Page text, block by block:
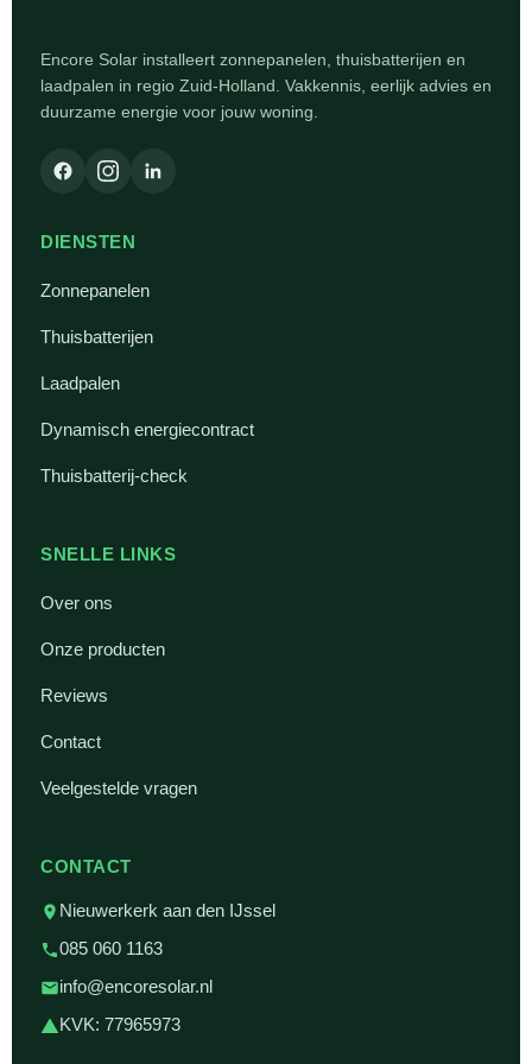
Encore Solar installeert zonnepanelen, thuisbatterijen en
laadpalen in regio Zuid-Holland. Vakkennis, eerlijk advies en
duurzame energie voor jouw woning.
DIENSTEN
Zonnepanelen
Thuisbatterijen
Laadpalen
Dynamisch energiecontract
Thuisbatterij-check
SNELLE LINKS
Over ons
Onze producten
Reviews
Contact
Veelgestelde vragen
CONTACT
Nieuwerkerk aan den IJssel
085 060 1163
info@encoresolar.nl
KVK: 77965973